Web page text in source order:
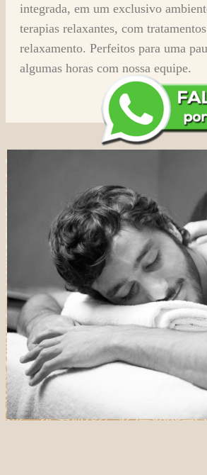
integrada, em um exclusivo
terapias relaxantes, com
relaxamento. Perfeitos para uma
algumas horas com nossa equipe.